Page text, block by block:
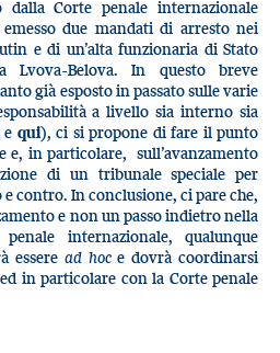
Corte penale internazionale
due mandati di arresto nei
e di un’alta funzionaria di Stato
Lvova-Belova. In questo breve
già esposto in passato sulle varie
a livello sia interno sia
e qui), ci si propone di fare il punto
e, in particolare, sull’avanzamento
di un tribunale speciale per
contro. In conclusione, ci pare che,
e non un passo indietro nella
internazionale, qualunque
essere ad hoce dovrà coordinarsi
in particolare con la Corte penale